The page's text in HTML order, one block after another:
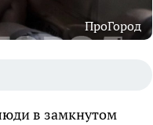
ПроГород
в замкнутом